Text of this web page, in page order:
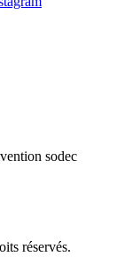
réservés.